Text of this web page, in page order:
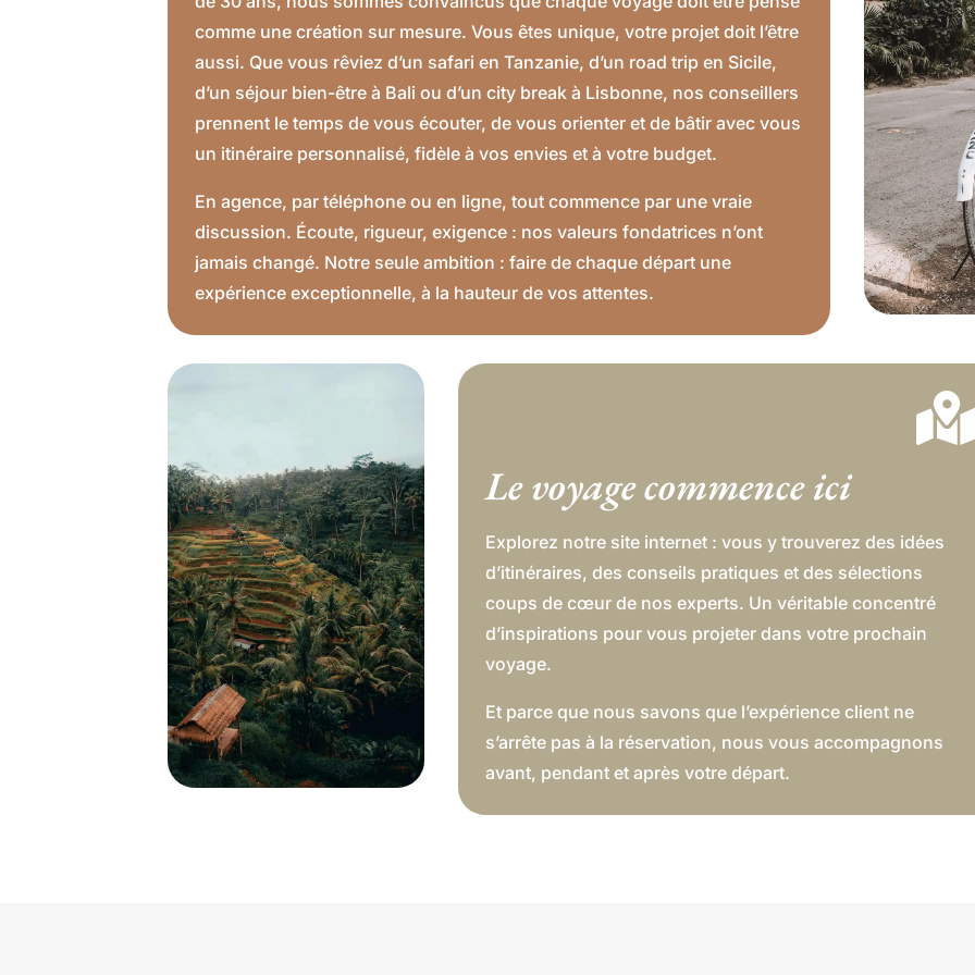
comme une création sur mesure. Vous êtes unique, votre projet doit l’être
aussi. Que vous rêviez d’un safari en Tanzanie, d’un road trip en Sicile,
d’un séjour bien-être à Bali ou d’un city break à Lisbonne, nos conseillers
prennent le temps de vous écouter, de vous orienter et de bâtir avec vous
un itinéraire personnalisé, fidèle à vos envies et à votre budget.
En agence, par téléphone ou en ligne, tout commence par une vraie
discussion. Écoute, rigueur, exigence : nos valeurs fondatrices n’ont
jamais changé. Notre seule ambition : faire de chaque départ une
expérience exceptionnelle, à la hauteur de vos attentes.
Le voyage commence ici
Explorez notre site internet : vous y trouverez des idées
d’itinéraires, des conseils pratiques et des sélections
coups de cœur de nos experts. Un véritable concentré
d’inspirations pour vous projeter dans votre prochain
voyage.
Et parce que nous savons que l’expérience client ne
s’arrête pas à la réservation, nous vous accompagnons
avant, pendant et après votre départ.